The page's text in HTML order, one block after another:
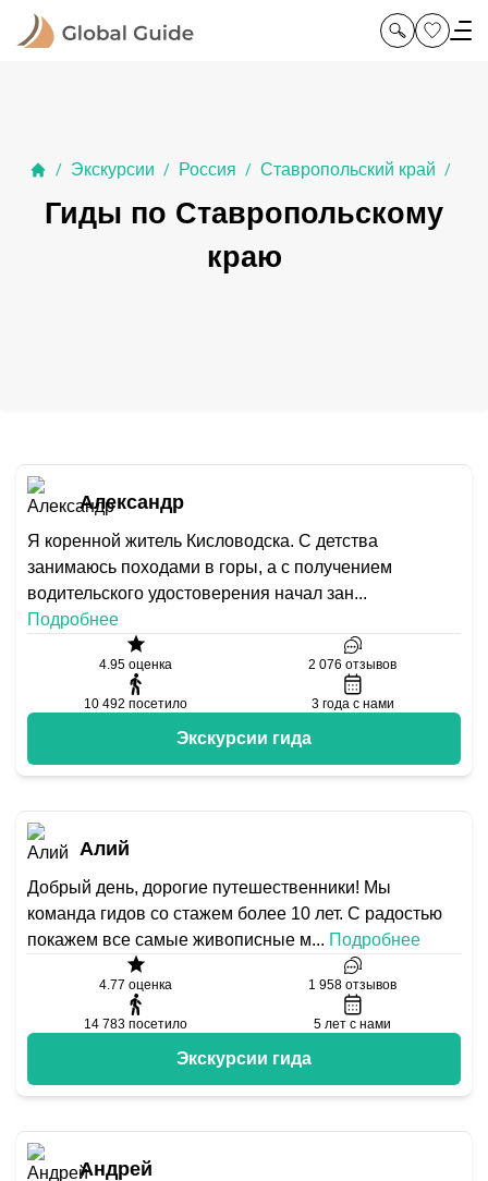
/ Экскурсии / Россия / Ставропольский край /
Гиды по Ставропольскому
краю
Александр
Я коренной житель Кисловодска. С детства
занимаюсь походами в горы, а с получением
водительского удостоверения начал зан...
Подробнее
4.95 оценка 2 076 отзывов
10 492 посетило 3 года с нами
Экскурсии гида
Алий
Добрый день, дорогие путешественники! Мы
команда гидов со стажем более 10 лет. С радостью
покажем все самые живописные м... Подробнее
4.77 оценка 1 958 отзывов
14 783 посетило 5 лет с нами
Экскурсии гида
Андрей